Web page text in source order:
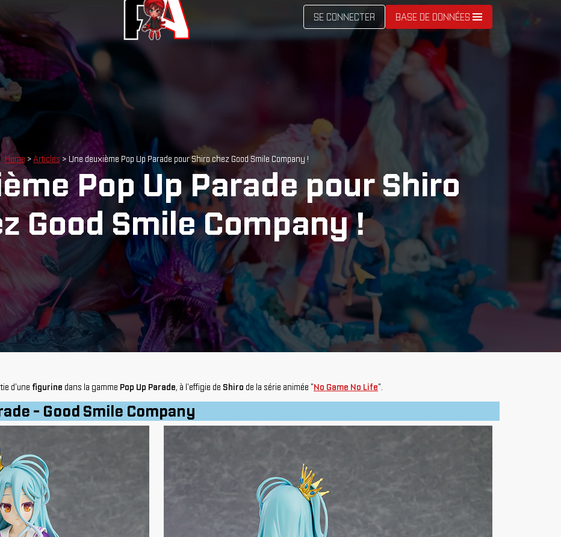
SE CONNECTER BASE DE DONNÉES
Home > Articles > Une deuxième Pop Up Parade pour Shiro chez Good Smile Company !
Pop Up Parade pour Shiro
Good Smile Company !
d'une figurine dans la gamme Pop Up Parade, à l'effigie de Shiro de la série animée "No Game No Life".
- Good Smile Company